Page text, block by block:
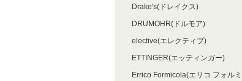
Drake's(ドレイクス)
DRUMOHR(ドルモア)
elective(エレクティブ)
ETTINGER(エッティンガー)
Errico Formicola(エリコ フォルミ